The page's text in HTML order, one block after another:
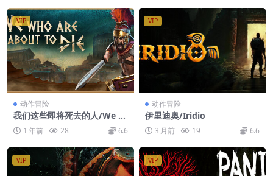
VIP
动作冒险
我们这些即将死去的人/We W
ho Are About To Die
1 年前 28 6.6
VIP
动作冒险
伊里迪奥/Iridio
3 月前 19 6.6
VIP VIP